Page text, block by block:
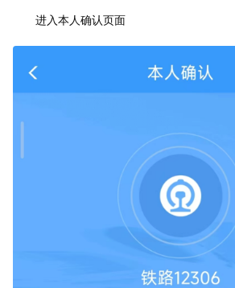
进入本人确认页面